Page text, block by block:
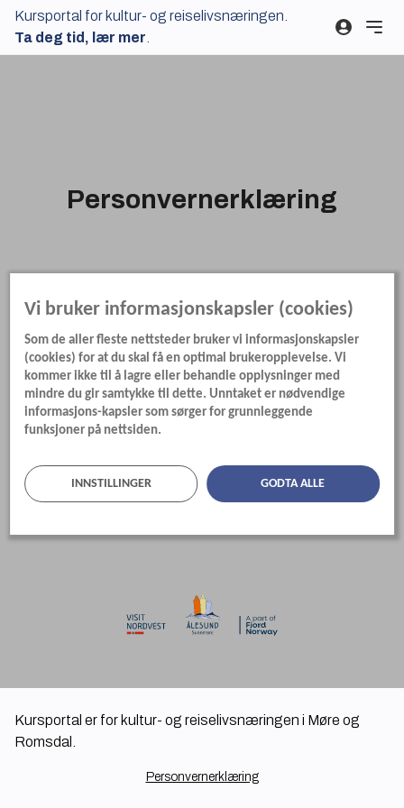
Kursportal for kultur- og reiselivsnæringen.
Ta deg tid, lær mer
Personvernerklæring
Kursportal er for kultur- og reiselivsnæringen i Møre og
Romsdal.
Personvernerklæring
Vi bruker informasjonskapsler (cookies)
Som de aller fleste nettsteder bruker vi informasjonskapsler
(cookies) for at du skal få en optimal brukeropplevelse. Vi
kommer ikke til å lagre eller behandle opplysninger med
mindre du gir samtykke til dette. Unntaket er nødvendige
informasjons-kapsler som sørger for grunnleggende
funksjoner på nettsiden.
INNSTILLINGER GODTA ALLE